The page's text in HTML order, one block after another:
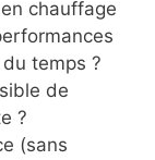
chauffage
temps ?
de
?
(sans